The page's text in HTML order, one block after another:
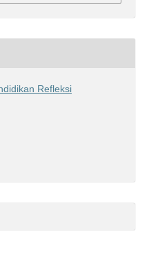
Refleksi